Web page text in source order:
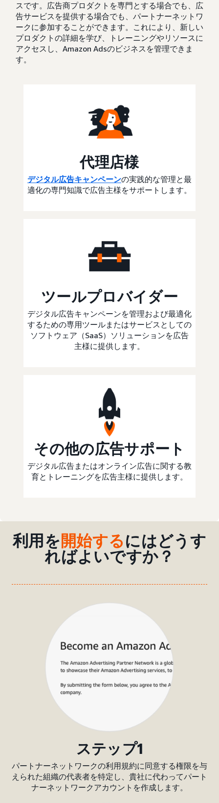
スです。広告商プロダクトを専門とする場合でも、広
告サービスを提供する場合でも、パートナーネットワ
ークに参加することができます。これにより、新しい
プロダクトの詳細を学び、トレーニングやリソースに
アクセスし、Amazon Adsのビジネスを管理できま
す。
代理店様
デジタル広告キャンペーンの実践的な管理と最
適化の専門知識で広告主様をサポートします。
ツールプロバイダー
デジタル広告キャンペーンを管理および最適化
するための専用ツールまたはサービスとしての
ソフトウェア（SaaS）ソリューションを広告
主様に提供します。
その他の広告サポート
デジタル広告またはオンライン広告に関する教
育とトレーニングを広告主様に提供します。
利用を開始するにはどうす
ればよいですか？
ステップ1
パートナーネットワークの利用規約に同意する権限を与
えられた組織の代表者を特定し、貴社に代わってパート
ナーネットワークアカウントを作成します。